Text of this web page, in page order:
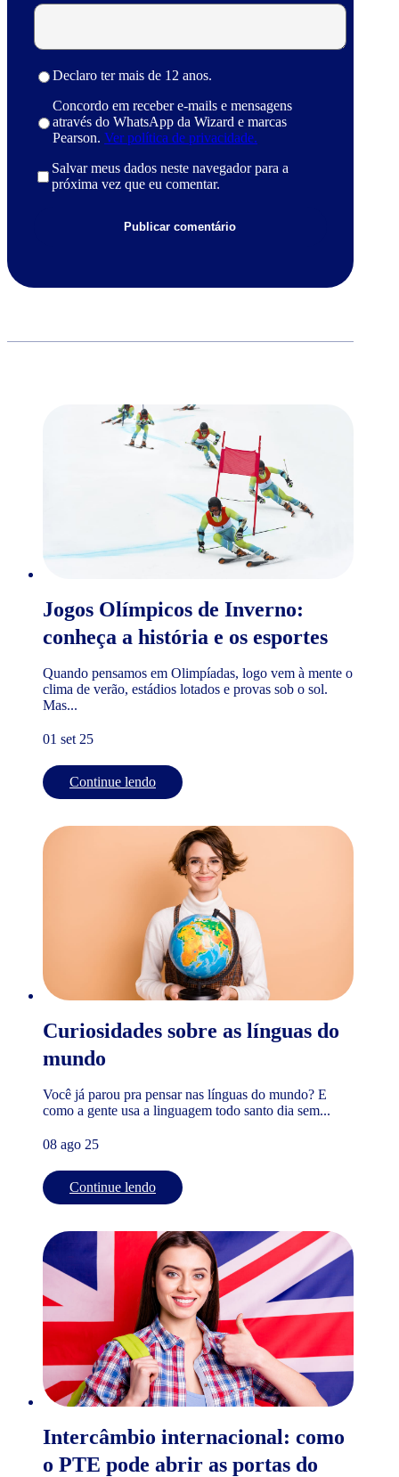
Declaro ter mais de 12 anos.
Concordo em receber e-mails e mensagens
através do WhatsApp da Wizard e marcas
Pearson. Ver política de privacidade.
Salvar meus dados neste navegador para a
próxima vez que eu comentar.
Jogos Olímpicos de Inverno:
conheça a história e os esportes
Quando pensamos em Olimpíadas, logo vem à mente o
clima de verão, estádios lotados e provas sob o sol.
Mas...
01 set 25
Continue lendo
Curiosidades sobre as línguas do
mundo
Você já parou pra pensar nas línguas do mundo? E
como a gente usa a linguagem todo santo dia sem...
08 ago 25
Continue lendo
Intercâmbio internacional: como
o PTE pode abrir as portas do